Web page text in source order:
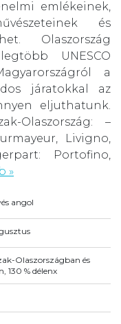
emlékeinek,
és
Olaszország
UNESCO
a
járatokkal az
eljuthatunk.
Olaszország: –
Livigno,
Portofino,
»
angol
Olaszországban és
130 % délenx